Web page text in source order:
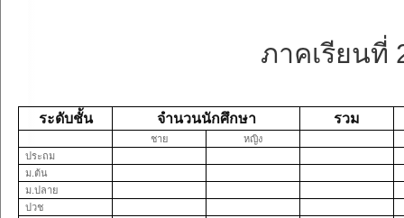
ภาคเรียนที่
ระดับชั้น จำนวนนักศึกษา รวม
ชาย
หญิง
ประถม
ม.ต้น
ม.ปลาย
ปวช